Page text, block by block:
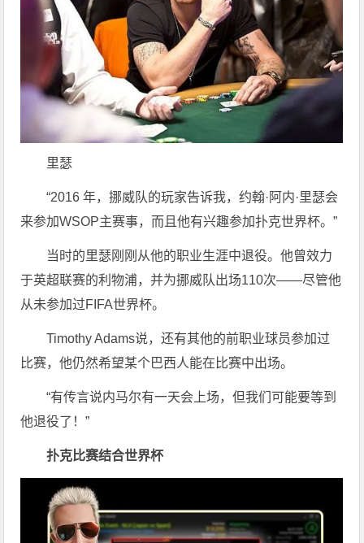
里瑟
“2016 年，挪威队的玩家告诉我，约翰·阿内·里瑟会
来参加WSOP主赛事，而且他有兴趣参加扑克世界杯。”
当时的里瑟刚刚从他的职业生涯中退役。他曾效力
于英超联赛的利物浦，并为挪威队出场110次——尽管他
从未参加过FIFA世界杯。
Timothy Adams说，还有其他的前职业球员参加过
比赛，他仍然希望某个巴西人能在比赛中出场。
“有传言说内马尔有一天会上场，但我们可能要等到
他退役了！”
扑克比赛结合世界杯